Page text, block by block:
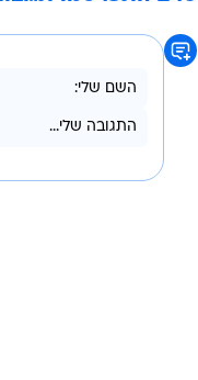
שביצעה הרשות
צלקובניק. הרשות
שמירה על מגוון דעות
הרשות השנייה